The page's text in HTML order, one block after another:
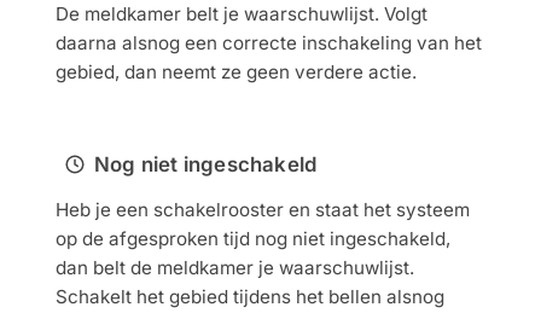
De meldkamer belt je waarschuwlijst. Volgt
daarna alsnog een correcte inschakeling van het
gebied, dan neemt ze geen verdere actie.
Nog niet ingeschakeld
Heb je een schakelrooster en staat het systeem
op de afgesproken tijd nog niet ingeschakeld,
dan belt de meldkamer je waarschuwlijst.
Schakelt het gebied tijdens het bellen alsnog